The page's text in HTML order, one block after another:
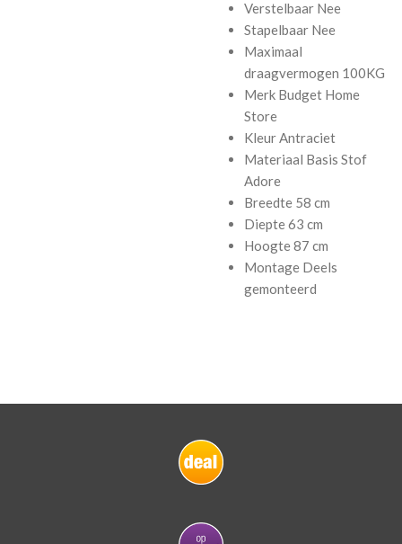
Verstelbaar Nee
Stapelbaar Nee
Maximaal
draagvermogen 100KG
Merk Budget Home
Store
KleurAntraciet
Materiaal Basis Stof
Adore
Breedte 58 cm
Diepte63 cm
Hoogte87 cm
Montage Deels
gemonteerd